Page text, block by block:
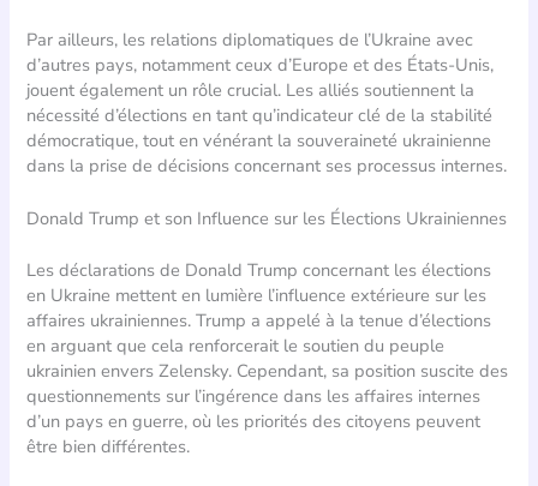
Par ailleurs, les relations diplomatiques de l’Ukraine avec
d’autres pays, notamment ceux d’Europe et des États-Unis,
jouent également un rôle crucial. Les alliés soutiennent la
nécessité d’élections en tant qu’indicateur clé de la stabilité
démocratique, tout en vénérant la souveraineté ukrainienne
dans la prise de décisions concernant ses processus internes.
Donald Trump et son Influence sur les Élections Ukrainiennes
Les déclarations de Donald Trump concernant les élections
en Ukraine mettent en lumière l’influence extérieure sur les
affaires ukrainiennes. Trump a appelé à la tenue d’élections
en arguant que cela renforcerait le soutien du peuple
ukrainien envers Zelensky. Cependant, sa position suscite des
questionnements sur l’ingérence dans les affaires internes
d’un pays en guerre, où les priorités des citoyens peuvent
être bien différentes.